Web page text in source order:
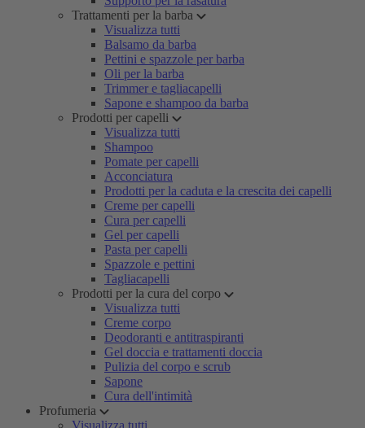
Trattamenti per la barba
Visualizza tutti
Balsamo da barba
Pettini e spazzole per barba
Oli per la barba
Trimmer e tagliacapelli
Sapone e shampoo da barba
Prodotti per capelli
Visualizza tutti
Shampoo
Pomate per capelli
Acconciatura
Prodotti per la caduta e la crescita dei capelli
Creme per capelli
Cura per capelli
Gel per capelli
Pasta per capelli
Spazzole e pettini
Tagliacapelli
Prodotti per la cura del corpo
Visualizza tutti
Creme corpo
Deodoranti e antitraspiranti
Gel doccia e trattamenti doccia
Pulizia del corpo e scrub
Sapone
Cura dell'intimità
Profumeria
Visualizza tutti